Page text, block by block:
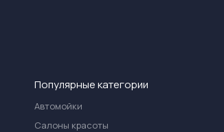
Популярные категории
Автомойки
Салоны красоты